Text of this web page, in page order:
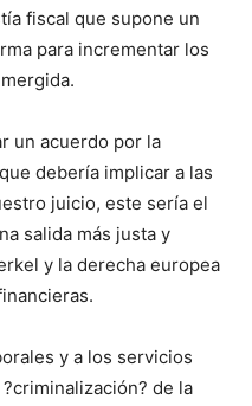
fiscal que supone un
para incrementar los
un acuerdo por la
debería implicar a las
juicio, este sería el
salida más justa y
y la derecha europea
y a los servicios
de la